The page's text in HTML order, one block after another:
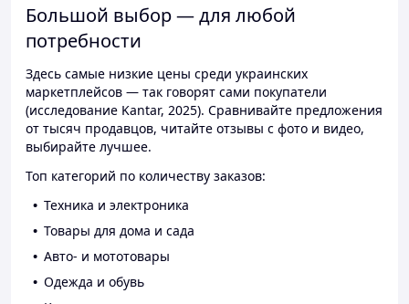
Большой выбор — для любой
потребности
Здесь самые низкие цены среди украинских
маркетплейсов — так говорят сами покупатели
(исследование Kantar, 2025). Сравнивайте предложения
от тысяч продавцов, читайте отзывы с фото и видео,
выбирайте лучшее.
Топ категорий по количеству заказов:
Техника и электроника
Товары для дома и сада
Авто- и мототовары
Одежда и обувь